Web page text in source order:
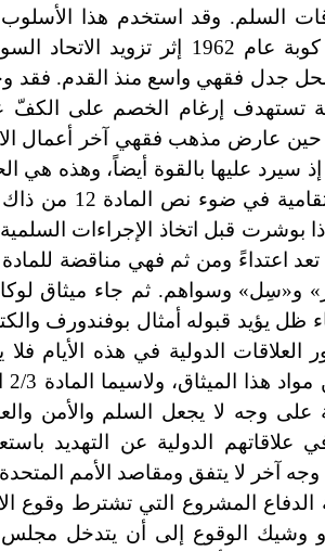
السلم. وقد استخدم هذا الأسلوب
الانتقام في القانون الدولي الحديث، وذلك حين حاصرت البحرية الأمريكية كوبة
محل جدل فقهي واسع منذ القدم. فقد
تستهدف إرغام الخصم على الكفّ
حين عارض مذهب فقهي آخر أعمال
سيرد عليها بالقوة أيضاً، وهذه هي
ومع توقيع عهد عصبة الأمم عام 1919 تكاثر
إذا بوشرت قبل اتخاذ الإجراءات
و«سِل» وسواهم. ثم جاء ميثاق
ظل يؤيد قبوله أمثال بوفندورف
الدولية في هذه الأيام
على وجه لا يجعل السلم والأمن
جميعاً في علاقاتهم الدولية عن التهديد
آخر لا يتفق ومقاصد الأمم
الدفاع المشروع التي تشترط وقوع
أو وشيك الوقوع إلى أن يتدخل